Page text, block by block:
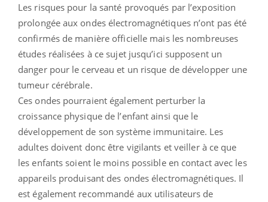
Les risques pour la santé provoqués par l’exposition
prolongée aux ondes électromagnétiques n’ont pas été
confirmés de manière officielle mais les nombreuses
études réalisées à ce sujet jusqu’ici supposent un
danger pour le cerveau et un risque de développer une
tumeur cérébrale.
Ces ondes pourraient également perturber la
croissance physique de l’enfant ainsi que le
développement de son système immunitaire. Les
adultes doivent donc être vigilants et veiller à ce que
les enfants soient le moins possible en contact avec les
appareils produisant des ondes électromagnétiques. Il
est également recommandé aux utilisateurs de